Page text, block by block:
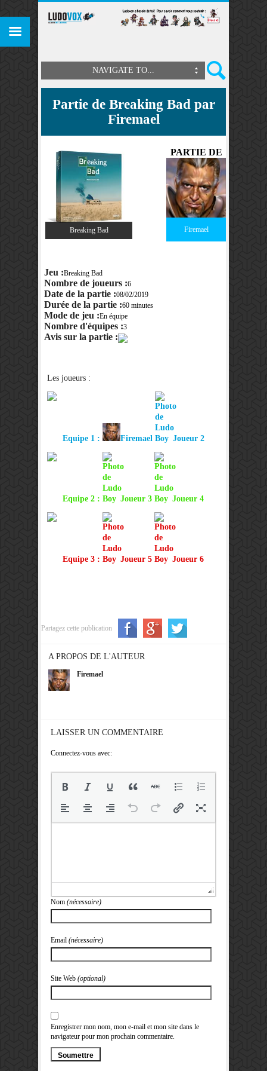
NAVIGATE TO...
Partie de Breaking Bad par
Firemael
Breaking Bad
PARTIE DE
Firemael
Jeu :Breaking Bad
Nombre de joueurs :6
Date de la partie :08/02/2019
Durée de la partie :60 minutes
Mode de jeu :En équipe
Nombre d'équipes :3
Avis sur la partie :
Les joueurs :
Equipe 1 : Firemael Joueur 2
Equipe 2 : Joueur 3 Joueur 4
Equipe 3 : Joueur 5 Joueur 6
Partagez cette publication
A PROPOS DE L'AUTEUR
Firemael
LAISSER UN COMMENTAIRE
Connectez-vous avec:
Nom (nécessaire)
Email (nécessaire)
Site Web (optional)
Enregistrer mon nom, mon e-mail et mon site dans le
navigateur pour mon prochain commentaire.